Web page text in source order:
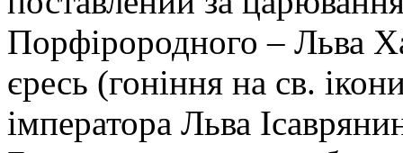
Порфірородного – Льва
єресь (гоніння на св.
імператора Льва